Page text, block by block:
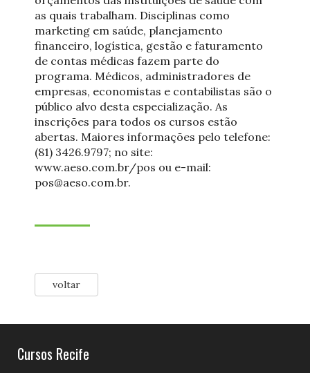
as quais trabalham. Disciplinas como
marketing em saúde, planejamento
financeiro, logística, gestão e faturamento
de contas médicas fazem parte do
programa. Médicos, administradores de
empresas, economistas e contabilistas são o
público alvo desta especialização. As
inscrições para todos os cursos estão
abertas. Maiores informações pelo telefone:
(81) 3426.9797; no site:
www.aeso.com.br/pos ou e-mail:
pos@aeso.com.br.
voltar
Cursos Recife